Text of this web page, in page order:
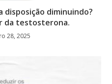
disposição diminuindo?
da testosterona.
28, 2025